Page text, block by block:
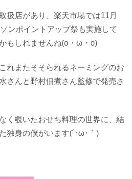
扱店があり、楽天市場では11月
ンポイントアップ祭も実施して
もしれませんね(o・ω・o)
れまたそそられるネーミングのお
さんと野村佃煮さん監修で発売さ
く覗いたおせち料理の世界に、結
独身の僕がいます(´･ω･｀)